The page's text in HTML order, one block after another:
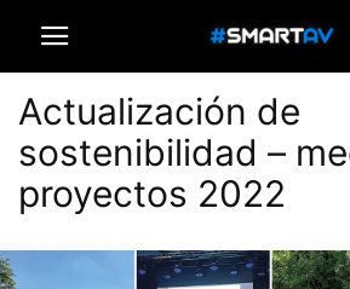
Actualización de
sostenibilidad –
proyectos 2022